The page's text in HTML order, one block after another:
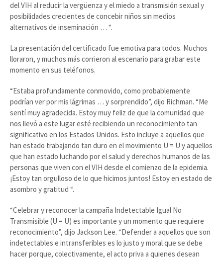
del VIH al reducir la vergüenza y el miedo a transmisión sexual y
posibilidades crecientes de concebir niños sin medios
alternativos de inseminación … “.
La presentación del certificado fue emotiva para todos. Muchos
lloraron, y muchos más corrieron al escenario para grabar este
momento en sus teléfonos.
“Estaba profundamente conmovido, como probablemente
podrían ver por mis lágrimas … y sorprendido”, dijo Richman. “Me
sentí muy agradecida. Estoy muy feliz de que la comunidad que
nos llevó a este lugar esté recibiendo un reconocimiento tan
significativo en los Estados Unidos. Esto incluye a aquellos que
han estado trabajando tan duro en el movimiento U = U y aquellos
que han estado luchando por el salud y derechos humanos de las
personas que viven con el VIH desde el comienzo de la epidemia.
¡Estoy tan orgulloso de lo que hicimos juntos! Estoy en estado de
asombro y gratitud “.
“Celebrar y reconocer la campaña Indetectable Igual No
Transmisible (U = U) es importante y un momento que requiere
reconocimiento”, dijo Jackson Lee. “Defender a aquellos que son
indetectables e intransferibles es lo justo y moral que se debe
hacer porque, colectivamente, el acto priva a quienes desean